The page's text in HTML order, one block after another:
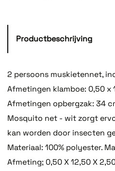
Productbeschrijving
2 persoons muskietennet,
Afmetingen klamboe: 0,50 x
Afmetingen opbergzak: 34
Mosquito net - wit zorgt
kan worden door insecten
Materiaal: 100% polyester.
Afmeting; 0,50 X 12,50 X